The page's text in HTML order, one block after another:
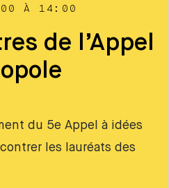
À 14:00
de l’Appel
du 5e Appel à idées
les lauréats des